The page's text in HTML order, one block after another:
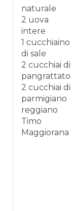
naturale
2 uova
intere
1 cucchiaino
di sale
2 cucchiai di
pangrattato
2 cucchiai di
parmigiano
reggiano
Timo
Maggiorana